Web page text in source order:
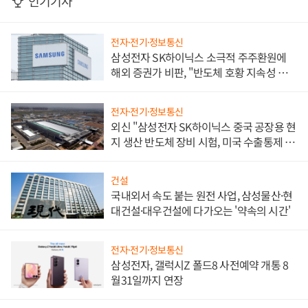
전자·전기·정보통신
삼성전자 SK하이닉스 소극적 주주환원에
해외 증권가 비판, "반도체 호황 지속성 의
전자·전기·정보통신
외신 "삼성전자 SK하이닉스 중국 공장용 현
지 생산 반도체 장비 시험, 미국 수출통제 대
건설
국내외서 속도 붙는 원전 사업, 삼성물산·현
대건설·대우건설에 다가오는 '약속의 시간'
전자·전기·정보통신
삼성전자, 갤럭시Z 폴드8 사전예약 개통 8
월31일까지 연장